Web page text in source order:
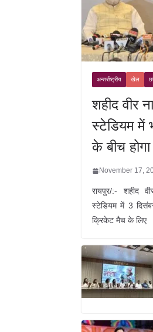
अन्तर्राष्ट्रीय खेल
शहीद वीर
स्टेडियम में
के बीच
November 17,
रायपुर/:- शहीद
स्टेडियम में 3
क्रिकेट मैच के लिए